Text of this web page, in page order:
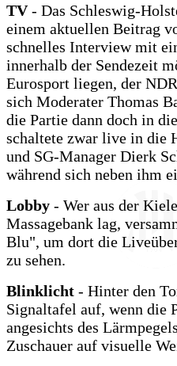
TV- Das Schleswig-
einem aktuellen Beitrag
schnelles Interview mit
innerhalb der Sendezeit
Eurosport liegen, der
sich Moderater Thomas
die Partie dann doch in
schaltete zwar live in die
und SG-Manager Dierk
während sich neben ihm
Lobby - Wer aus der
Massagebank lag,
Blu", um dort die
zu sehen.
Blinklicht - Hinter den
Signaltafel auf, wenn die
angesichts des
Zuschauer auf visuelle